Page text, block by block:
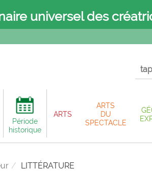
universel des
Période
historique
ARTS
ARTS
DU
SPECTACLE
LITTÉRATURE